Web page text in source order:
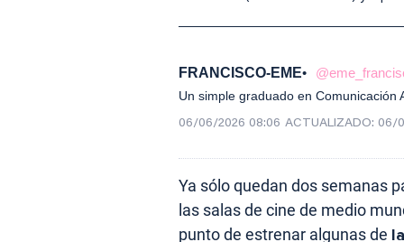
FRANCISCO-EME
Un simple graduado en
06/06/2026 08:06 ACTUALIZADO: 06/
Ya sólo quedan dos semanas
las salas de cine de medio
punto de estrenar algunas de